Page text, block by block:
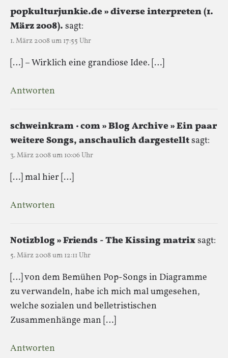
popkulturjunkie.de » diverse interpreten (1.
März 2008). sagt:
1. März 2008 um 17:55 Uhr
[…] – Wirklich eine grandiose Idee. […]
Antworten
schweinkram · com » Blog Archive » Ein paar
weitere Songs, anschaulich dargestelltsagt:
3. März 2008 um 10:06 Uhr
[…] mal hier […]
Antworten
Notizblog » Friends - The Kissing matrixsagt:
5. März 2008 um 12:11 Uhr
[…] von dem Bemühen Pop-Songs in Diagramme
zu verwandeln, habe ich mich mal umgesehen,
welche sozialen und belletristischen
Zusammenhänge man […]
Antworten